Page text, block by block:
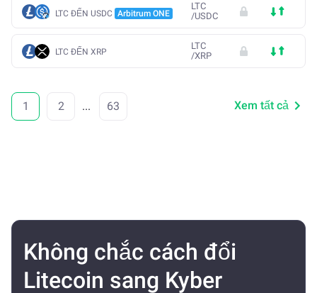
LTC ĐẾN USDC Arbitrum ONE
LTC
/USDC
LTC ĐẾN XRP
LTC
/XRP
1 2 ... 63 Xem tất cả
Không chắc cách đổi
Litecoin sang Kyber